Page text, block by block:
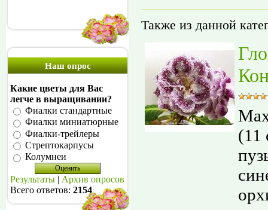
Наш опрос
Какие цветы для Вас
легче в выращивании?
Фиалки стандартные
Фиалки миниатюрные
Фиалки-трейлеры
Стрептокарпусы
Колумнеи
Результаты
Архив опросов
Всего ответов: 2154
Также из данной
(11